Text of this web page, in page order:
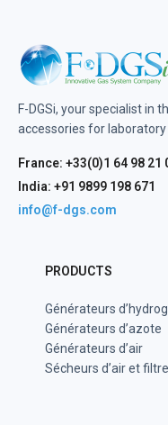
F-DGSi, your specialist in
accessories for
France: +33(0)1 64 98 21
India: +91 9899 198 671
info@f-dgs.com
PRODUCTS
Générateurs
Générateurs d’azote
Générateurs d’air
Sécheurs d’air et